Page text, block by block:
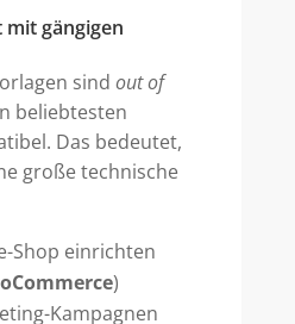
gängigen
sind out of
beliebtesten
Das bedeutet,
große technische
Shop einrichten
)
Kampagnen